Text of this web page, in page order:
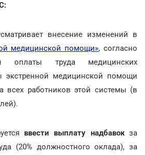
внесение изменений в
медицинской помощи», согласно
оплаты труда медицинских
экстренной медицинской помощи
всех работников этой системы (в
ввести выплату надбавок за
(20% должностного оклада), за